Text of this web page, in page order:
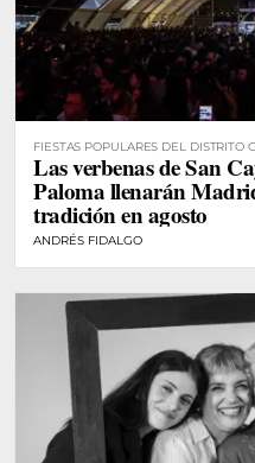
FIESTAS POPULARES DEL DISTRITO
Las verbenas de San
Paloma llenarán
tradición en agosto
ANDRÉS FIDALGO